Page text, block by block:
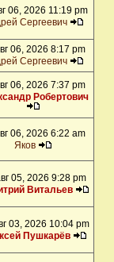
06, 2026 11:19 pm
Сергеевич
06, 2026 8:17 pm
Сергеевич
06, 2026 7:37 pm
Робертович
06, 2026 6:22 am
Яков
05, 2026 9:28 pm
Витальев
03, 2026 10:04 pm
Пушкарёв